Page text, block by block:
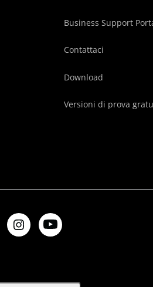
Business Support
Contattaci
Download
Versioni di prova